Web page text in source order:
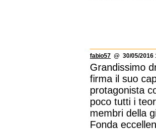
fabio57 @ 30/05/2016
Grandissimo
firma il suo
protagonista
poco tutti i
membri della
Fonda